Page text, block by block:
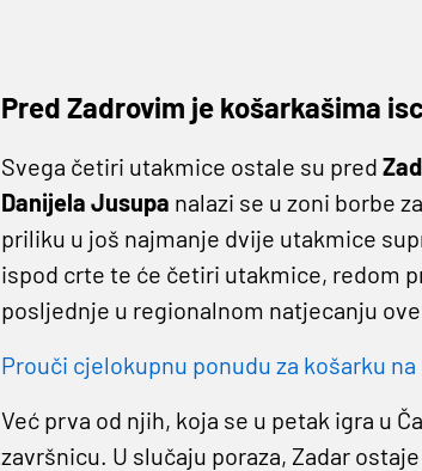
Pred Zadrovim je košarkašima
Svega četiri utakmice ostale su pred
Danijela Jusupa nalazi se u zoni borbe
priliku u još najmanje dvije utakmice
ispod crte te će četiri utakmice, redom
posljednje u regionalnom natjecanju ove
Prouči cjelokupnu ponudu za košarku
Već prva od njih, koja se u petak igra u
završnicu. U slučaju poraza, Zadar